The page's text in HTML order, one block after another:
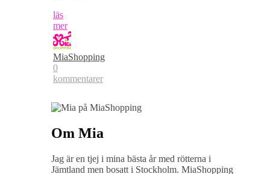
läs
mer
MiaShopping
0
kommentarer
Om Mia
Jag är en tjej i mina bästa år med rötterna i
Jämtland men bosatt i Stockholm. MiaShopping